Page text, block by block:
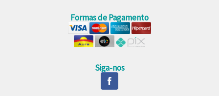
Formas de Pagamento
Siga-nos